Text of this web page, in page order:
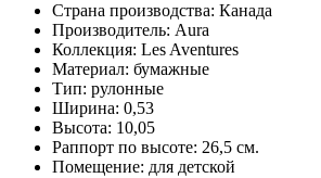
Страна производства: Канада
Производитель: Aura
Коллекция: Les Aventures
Материал: бумажные
Тип: рулонные
Ширина: 0,53
Высота: 10,05
Раппорт по высоте: 26,5 см.
Помещение: для детской